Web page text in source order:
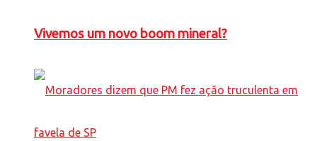
Vivemos um novo boom mineral?